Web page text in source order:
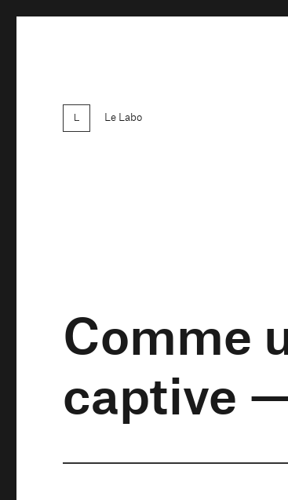
Le Labo
Comme
captive